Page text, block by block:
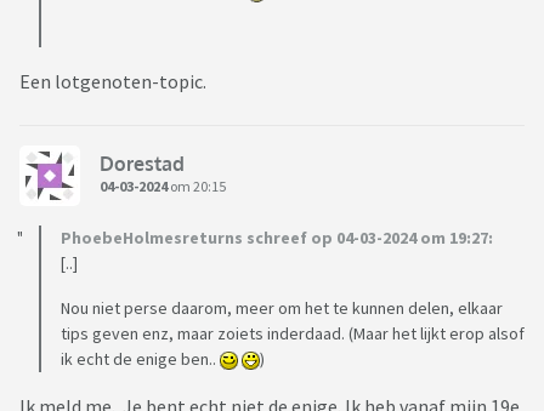
Een lotgenoten-topic.
Dorestad
04-03-2024om 20:15
PhoebeHolmesreturns schreef op 04-03-2024 om 19:27:
[..]
Nou niet perse daarom, meer om het te kunnen delen, elkaar
tips geven enz, maar zoiets inderdaad. (Maar het lijkt erop alsof
ik echt de enige ben..
)
Ik meld me. Je bent echt niet de enige. Ik heb vanaf mijn 19e